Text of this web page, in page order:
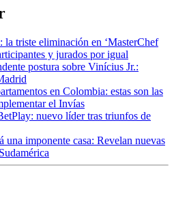
la triste eliminación en ‘MasterChef
y jurados por igual
postura sobre Vinícius Jr.:
en Colombia: estas son las
el Invías
nuevo líder tras triunfos de
imponente casa: Revelan nuevas